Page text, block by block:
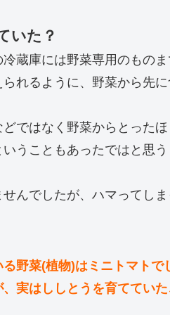
いた？
蔵庫には野菜専用のものま
れるように、野菜から先に
ではなく野菜からとった
うこともあったではと思
んでしたが、ハマってしま
野菜(植物)はミニトマトで
実はししとうを育ててい